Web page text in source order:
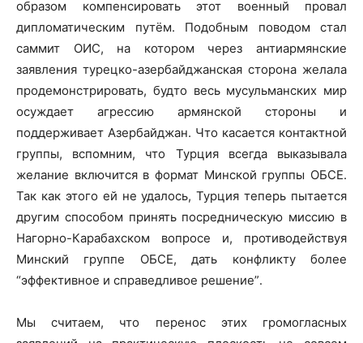
образом компенсировать этот военный провал
дипломатическим путём. Подобным поводом стал
саммит ОИС, на котором через антиармянские
заявления турецко-азербайджанская сторона желала
продемонстрировать, будто весь мусульманских мир
осуждает агрессию армянской стороны и
поддерживает Азербайджан. Что касается контактной
группы, вспомним, что Турция всегда выказывала
желание включится в формат Минской группы ОБСЕ.
Так как этого ей не удалось, Турция теперь пытается
другим способом принять посредническую миссию в
Нагорно-Карабахском вопросе и, противодействуя
Минский группе ОБСЕ, дать конфликту более
“эффективное и справедливое решение”․
Мы считаем, что перенос этих громогласных